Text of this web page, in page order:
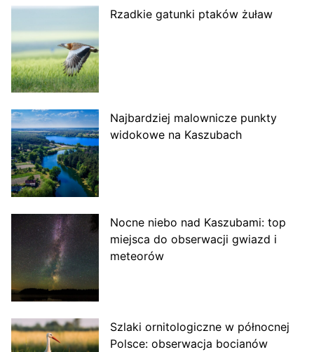
Rzadkie gatunki ptaków żuław
Najbardziej malownicze punkty
widokowe na Kaszubach
Nocne niebo nad Kaszubami: top
miejsca do obserwacji gwiazd i
meteorów
Szlaki ornitologiczne w północnej
Polsce: obserwacja bocianów